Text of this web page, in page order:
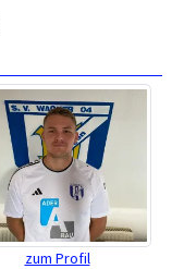
zum Profil